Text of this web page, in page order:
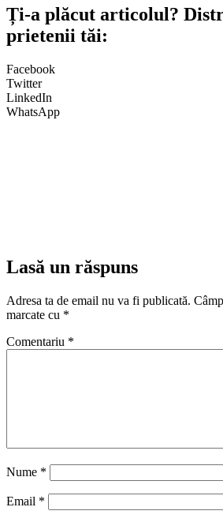
Ți-a plăcut articolul?
prietenii tăi:
Facebook
Twitter
LinkedIn
WhatsApp
Lasă un răspuns
Adresa ta de email nu va fi publicată.
marcate cu *
Comentariu *
Nume *
Email *